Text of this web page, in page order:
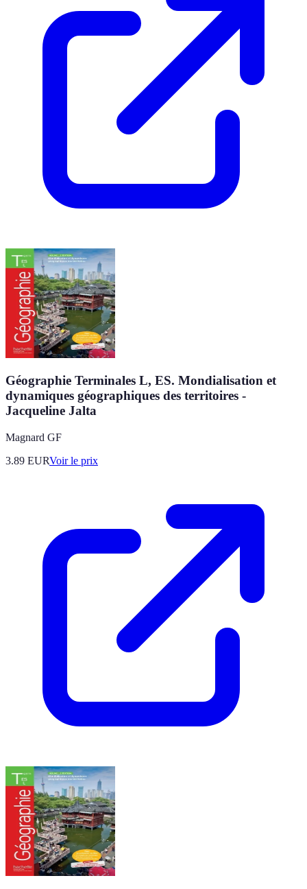
Géographie Terminales L, ES. Mondialisation et
dynamiques géographiques des territoires -
Jacqueline Jalta
Magnard GF
3.89 EURVoir le prix